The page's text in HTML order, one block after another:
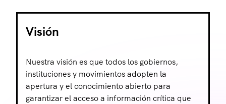
Visión
Nuestra visión es que todos los gobiernos,
instituciones y movimientos adopten la
apertura y el conocimiento abierto para
garantizar el acceso a información crítica que